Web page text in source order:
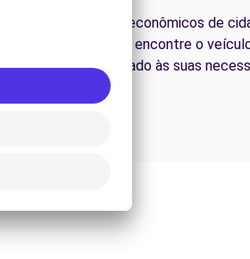
Desde carros econômicos de
vans familiares, encontre o
adequado às suas